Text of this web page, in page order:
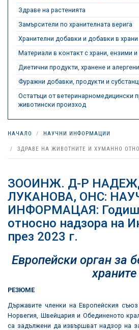
Здраве на растенията
Замърсители по хранителната верига
Хранителни добавки и добавки в храни
Материали в контакт с храни, ензими
Диетични продукти, хранене и алергени
Фуражни добавки, продукти и
Остатъци от ветеринарномедицински
животински произход
НАЧАЛО НАУЧНИ ИНФОРМАЦИИ
ЗДРАВЕ НА ЖИВОТНИТЕ И ХУМАННО
ЗООИНЖ. Д-Р
ЛУКАНОВА, ОНС:
ИНФОРМАЦАЯ:
относно надзора на
през 2023 г.
Европейски орган за
храните
РЕЗЮМЕ
Държавите членки на Европейския
Норвегия, Швейцария и Обединеното
са задължени да извършват надзор на